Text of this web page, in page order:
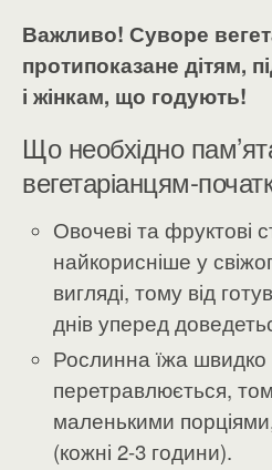
Важливо! Суворе
протипоказане дітям,
і жінкам, що годують!
Що необхідно
вегетаріанцям-
Овочеві та фруктові
найкорисніше у
вигляді, тому від
днів уперед
Рослинна їжа швидко
перетравлюється,
маленькими
(кожні 2-3 години).